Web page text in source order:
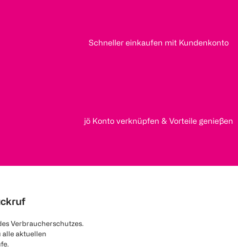
Schneller einkaufen mit Kundenkonto
jö Konto verknüpfen & Vorteile genießen
Verbraucherschutzes.
alle aktuellen